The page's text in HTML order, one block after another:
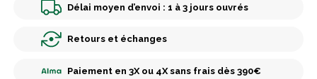
Délai moyen d’envoi : 1 à 3 jours ouvrés
Retours et échanges
Paiement en 3X ou 4X sans frais dès 390€